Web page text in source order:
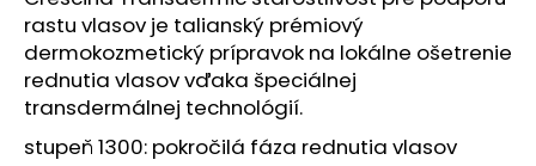
rastu vlasov je talianský prémiový
dermokozmetický prípravok na lokálne ošetrenie
rednutia vlasov vďaka špeciálnej
transdermálnej technológií.
stupeň 1300: pokročilá fáza rednutia vlasov
HĽADAŤ
O
d